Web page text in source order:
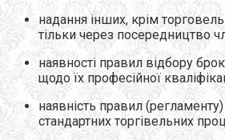
надання інших, крім
тільки через посередництво
наявності правил відбору
щодо їх професійної
наявність правил (регламенту)
стандартних торгівельних